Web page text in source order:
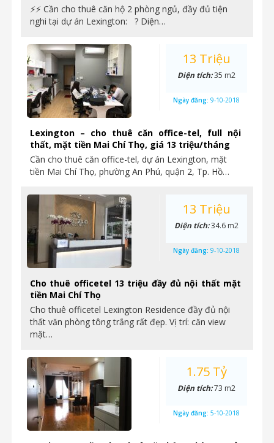
⚡⚡ Cần cho thuê căn hộ 2 phòng ngủ, đầy đủ tiện
nghi tại dự án Lexington: ? Diện…
Lexington – cho thuê căn office-tel, full nội
thất, mặt tiền Mai Chí Thọ, giá 13 triệu/tháng
Cần cho thuê căn office-tel, dự án Lexington, mặt
tiền Mai Chí Thọ, phường An Phú, quận 2, Tp. Hồ…
13 Triệu
Diện tích:35 m2
Ngày đăng: 9-10-2018
Cho thuê officetel 13 triệu đầy đủ nội thất mặt
tiền Mai Chí Thọ
Cho thuê officetel Lexington Residence đầy đủ nội
thất văn phòng tông trắng rất đẹp. Vị trí: căn view
mặt…
13 Triệu
Diện tích:34.6 m2
Ngày đăng: 9-10-2018
1.75 Tỷ
Diện tích:73 m2
Ngày đăng: 5-10-2018